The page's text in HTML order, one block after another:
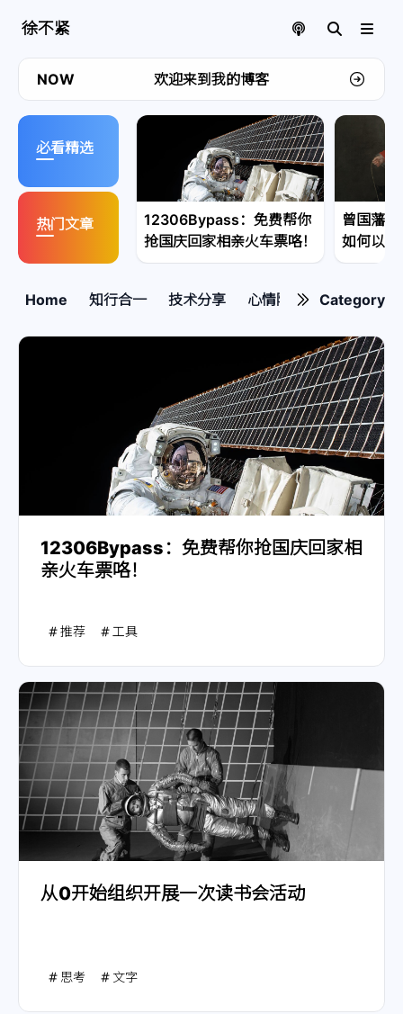
徐不紧
NOW 欢迎来到我的博客
点我及时获取最新有用、有趣的资源
必看精选
热门文章
12306Bypass：免费帮你
抢国庆回家相亲火车票咯！
曾国藩
如何以
Home 知行合一 技术分享 心情随笔 Category
12306Bypass：免费帮你抢国庆回家相
亲火车票咯！
推荐 工具
从0开始组织开展一次读书会活动
思考 文字